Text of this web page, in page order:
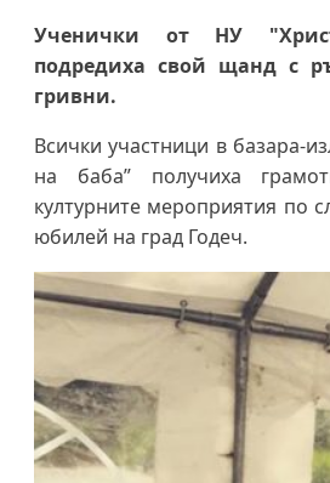
Ученички от НУ
подредиха свой щанд с
гривни.
Всички участници в базара-
на баба” получиха
културните мероприятия по
юбилей на град Годеч.